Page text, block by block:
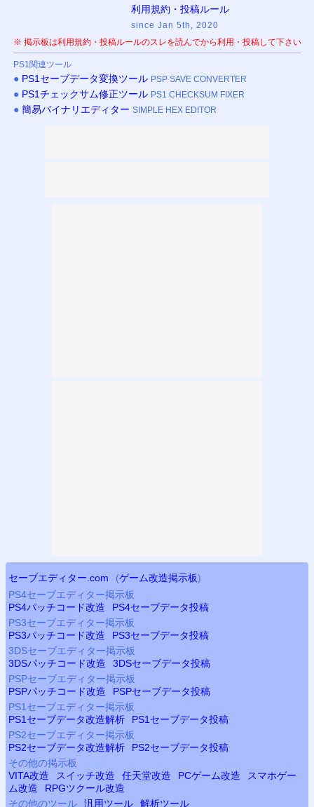
利用規約・投稿ルール
since Jan 5th, 2020
※ 掲示板は利用規約・投稿ルールのスレを読んでから利用・投稿して下さい
PS1関連ツール
● PS1セーブデータ変換ツール PSP SAVE CONVERTER
● PS1チェックサム修正ツール PS1 CHECKSUM FIXER
● 簡易バイナリエディター SIMPLE HEX EDITOR
セーブエディター.com (ゲーム改造掲示板)
PS4セーブエディター掲示板
PS4パッチコード改造 PS4セーブデータ投稿
PS3セーブエディター掲示板
PS3パッチコード改造 PS3セーブデータ投稿
3DSセーブエディター掲示板
3DSパッチコード改造
3DSセーブデータ投稿
PSPセーブエディター掲示板
PSPパッチコード改造 PSPセーブデータ投稿
PS1セーブエディター掲示板
PS1セーブデータ改造解析 PS1セーブデータ投稿
PS2セーブエディター掲示板
PS2セーブデータ改造解析 PS2セーブデータ投稿
その他の掲示板
VITA改造
スイッチ改造 任天堂改造 PCゲーム改造
スマホゲー
ム改造
RPGツクール改造
その他のツール
汎用ツール 解析ツール